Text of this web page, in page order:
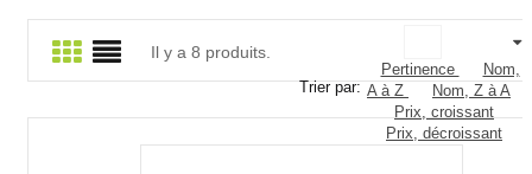
Trier par:
Pertinence
Nom,
A à Z
Nom, Z à A
Prix, croissant
Prix, décroissant
Il y a 8 produits.